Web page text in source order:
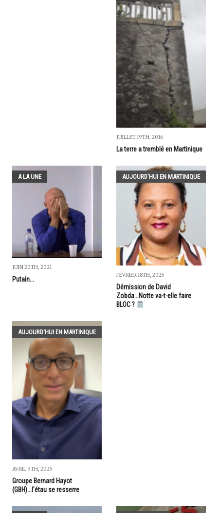
JUILLET 19TH, 2016
La terre a tremblé en Martinique
A LA UNE
JUIN 20TH, 2021
Putain...
AUJOURD'HUI EN MARTINIQUE
FÉVRIER 18TH, 2025
Démission de David
Zobda...Notte va-t-elle faire
BLOC ?
AUJOURD'HUI EN MARTINIQUE
AVRIL 9TH, 2025
Groupe Bernard Hayot
(GBH)...l’étau se resserre